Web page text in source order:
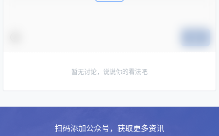
暂无讨论，说说你的看法吧
扫码添加公众号，获取更多资讯